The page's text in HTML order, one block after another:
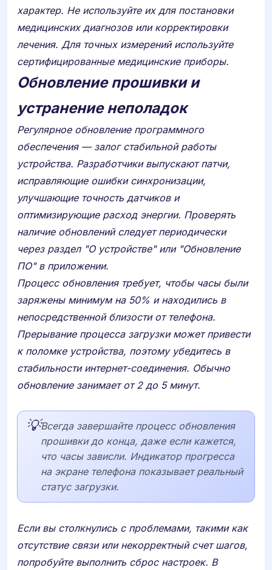
характер. Не используйте их для постановки
медицинских диагнозов или корректировки
лечения. Для точных измерений используйте
сертифицированные медицинские приборы.
Обновление прошивки и
устранение неполадок
Регулярное обновление программного
обеспечения — залог стабильной работы
устройства. Разработчики выпускают патчи,
исправляющие ошибки синхронизации,
улучшающие точность датчиков и
оптимизирующие расход энергии. Проверять
наличие обновлений следует периодически
через раздел "О устройстве" или "Обновление
ПО" в приложении.
Процесс обновления требует, чтобы часы были
заряжены минимум на 50% и находились в
непосредственной близости от телефона.
Прерывание процесса загрузки может привести
к поломке устройства, поэтому убедитесь в
стабильности интернет-соединения. Обычно
обновление занимает от 2 до 5 минут.
💡Всегда завершайте процесс обновления
прошивки до конца, даже если кажется,
что часы зависли. Индикатор прогресса
на экране телефона показывает реальный
статус загрузки.
Если вы столкнулись с проблемами, такими как
отсутствие связи или некорректный счет шагов,
попробуйте выполнить сброс настроек. В